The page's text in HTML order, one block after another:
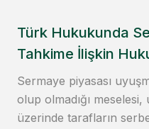
Türk Hukukunda
Tahkime İlişkin
Sermaye piyasası
olup olmadığı meselesi,
üzerinde tarafların